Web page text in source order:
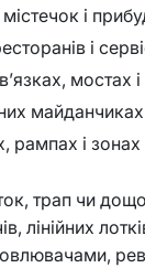
і
і
мостах
майданчиках
рампах і
трап чи
лінійних